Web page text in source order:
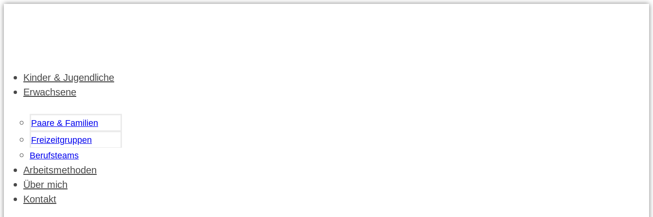
Kinder & Jugendliche
Erwachsene
Paare & Familien
Freizeitgruppen
Berufsteams
Arbeitsmethoden
Über mich
Kontakt